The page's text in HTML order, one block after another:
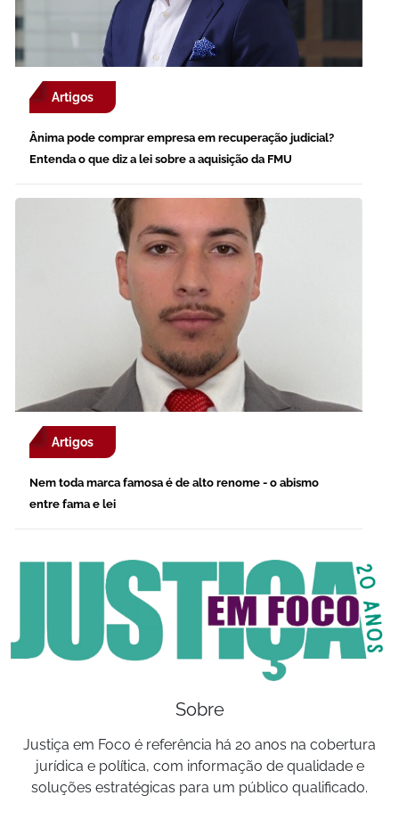
Artigos
Ânima pode comprar empresa em recuperação judicial?
Entenda o que diz a lei sobre a aquisição da FMU
Artigos
Nem toda marca famosa é de alto renome - o abismo
entre fama e lei
Sobre
Justiça em Foco é referência há 20 anos na cobertura
jurídica e política, com informação de qualidade e
soluções estratégicas para um público qualificado.